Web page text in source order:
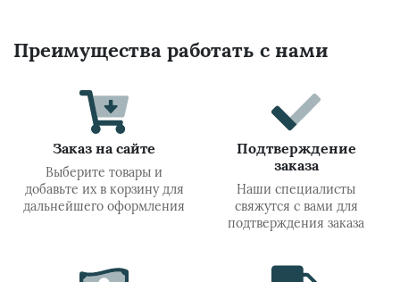
Преимущества работать с нами
Заказ на сайте
Выберите товары и
добавьте их в корзину для
дальнейшего оформления
Подтверждение
заказа
Наши специалисты
свяжутся с вами для
подтверждения заказа